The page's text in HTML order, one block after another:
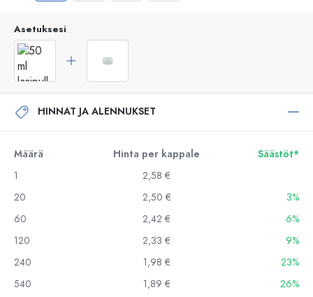
Asetuksesi
HINNAT JA ALENNUKSET
Määrä Hinta per kappale
Säästöt*
1
2,58 €
20
2,50 €
3%
60
2,42 €
6%
120
2,33 €
9%
240
1,98 €
23%
540
1,89 €
26%